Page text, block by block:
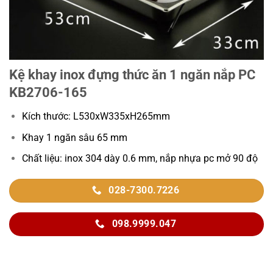
Kệ khay inox đựng thức ăn 1 ngăn nắp PC
KB2706-165
Kích thước: L530xW335xH265mm
Khay 1 ngăn sâu 65 mm
Chất liệu: inox 304 dày 0.6 mm, nắp nhựa pc mở 90 độ
028-7300.7226
098.9999.047